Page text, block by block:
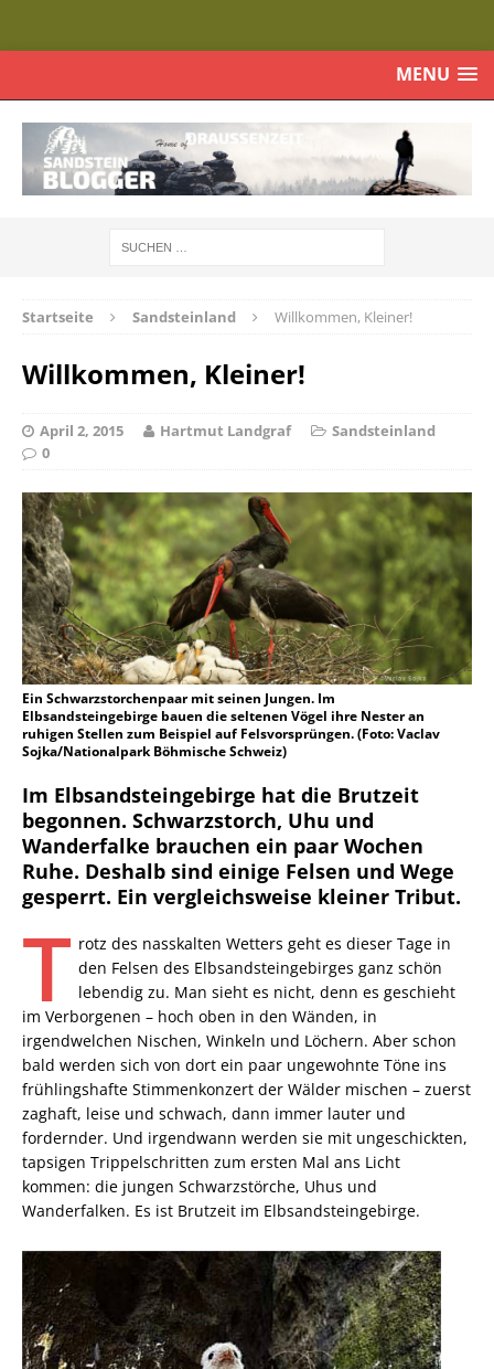
MENU
Startseite Sandsteinland Willkommen, Kleiner!
Willkommen, Kleiner!
April 2, 2015 Hartmut Landgraf
Sandsteinland
0
Ein Schwarzstorchenpaar mit seinen Jungen. Im
Elbsandsteingebirge bauen die seltenen Vögel ihre Nester an
ruhigen Stellen zum Beispiel auf Felsvorsprüngen. (Foto: Vaclav
Sojka/Nationalpark Böhmische Schweiz)
Im Elbsandsteingebirge hat die Brutzeit
begonnen. Schwarzstorch, Uhu und
Wanderfalke brauchen ein paar Wochen
Ruhe. Deshalb sind einige Felsen und Wege
gesperrt. Ein vergleichsweise kleiner Tribut.
T rotz des nasskalten Wetters geht es dieser Tage in
den Felsen des Elbsandsteingebirges ganz schön
lebendig zu. Man sieht es nicht, denn es geschieht
im Verborgenen – hoch oben in den Wänden, in
irgendwelchen Nischen, Winkeln und Löchern. Aber schon
bald werden sich von dort ein paar ungewohnte Töne ins
frühlingshafte Stimmenkonzert der Wälder mischen – zuerst
zaghaft, leise und schwach, dann immer lauter und
fordernder. Und irgendwann werden sie mit ungeschickten,
tapsigen Trippelschritten zum ersten Mal ans Licht
kommen: die jungen Schwarzstörche, Uhus und
Wanderfalken. Es ist Brutzeit im Elbsandsteingebirge.